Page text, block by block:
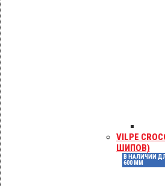
VILPE
ШИПОВ)
В НАЛИЧИИ
600 ММ